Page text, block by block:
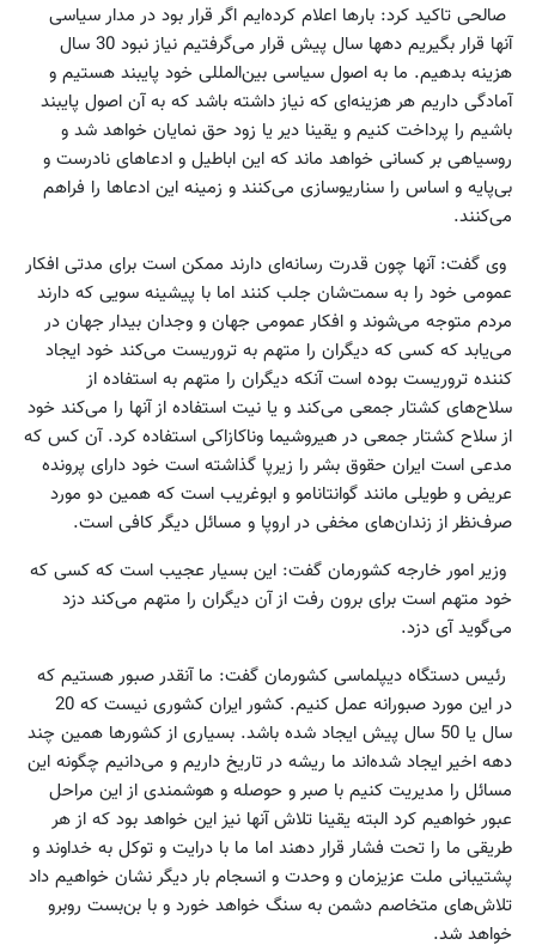
صالحی تاکید کرد: بارها اعلام کرده‌ایم اگر قرار بود در مدار سیاسی
آنها قرار بگیریم دهها سال پیش قرار می‌گرفتیم نیاز نبود 30 سال
هزینه بدهیم. ما به اصول سیاسی بین‌المللی خود پایبند هستیم و
آمادگی داریم هر هزینه‌ای که نیاز داشته باشد که به آن اصول پایبند
باشیم را پرداخت کنیم و یقینا دیر یا زود حق نمایان خواهد شد و
روسیاهی بر کسانی خواهد ماند که این اباطیل و ادعاهای نادرست و
بی‌پایه و اساس را سناریوسازی می‌کنند و زمینه این ادعاها را فراهم
می‌کنند.
وی گفت: آنها چون قدرت رسانه‌ای دارند ممکن است برای مدتی افکار
عمومی خود را به سمت‌شان جلب کنند اما با پیشینه سویی که دارند
مردم متوجه می‌شوند و افکار عمومی جهان و وجدان بیدار جهان در
می‌یابد که کسی که دیگران را متهم به تروریست می‌کند خود ایجاد
کننده تروریست بوده است آنکه دیگران را متهم به استفاده از
سلاح‌های کشتار جمعی می‌کند و یا نیت استفاده از‌ آنها را می‌کند خود
از سلاح کشتار جمعی در هیروشیما وناکازاکی استفاده کرد. آن کس که
مدعی است ایران حقوق بشر را زیرپا گذاشته است خود دارای پرونده
عریض و طویلی مانند گوانتانامو و ابوغریب است که همین دو مورد
صرف‌نظر از زندان‌های مخفی در اروپا و مسائل دیگر کافی است.
وزیر امور خارجه کشورمان گفت: این بسیار عجیب است که کسی که
خود متهم است برای برون رفت از آن دیگران را متهم می‌کند دزد
می‌گوید آی دزد.
رئیس دستگاه دیپلماسی کشورمان گفت: ما آنقدر صبور هستیم که
در این مورد صبورانه عمل کنیم. کشور ایران کشوری نیست که 20
سال یا 50 سال پیش ایجاد شده باشد. بسیاری از کشورها همین چند
دهه اخیر ایجاد شده‌اند ما ریشه در تاریخ داریم و می‌دانیم چگونه این
مسائل را مدیریت کنیم با صبر و حوصله و هوشمندی از این مراحل
عبور خواهیم کرد البته یقینا تلاش آنها نیز این خواهد بود که از هر
طریقی ما را تحت فشار قرار دهند اما ما با درایت و توکل به خداوند و
پشتیبانی ملت عزیزمان و وحدت و انسجام بار دیگر نشان خواهیم داد
تلاش‌های متخاصم دشمن به سنگ خواهد خورد و با بن‌بست روبرو
خواهد شد.